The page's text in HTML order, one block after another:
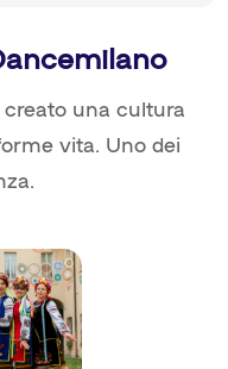
una cultura
vita. Uno dei